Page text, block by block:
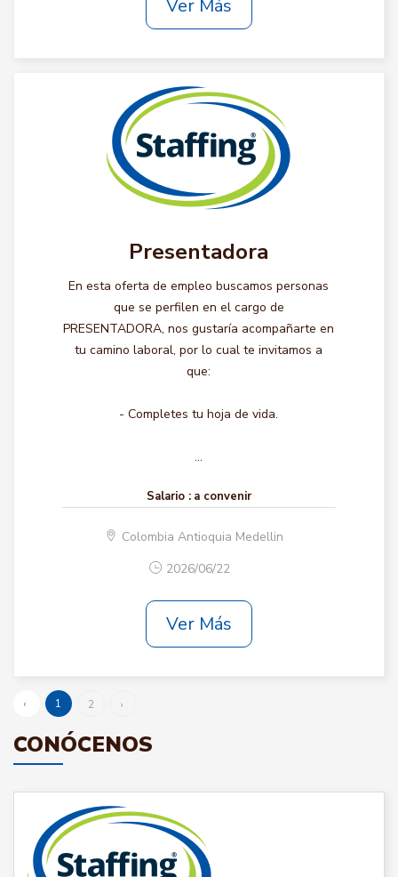
Ver Más
Presentadora
En esta oferta de empleo buscamos personas
que se perfilen en el cargo de
PRESENTADORA, nos gustaría acompañarte en
tu camino laboral, por lo cual te invitamos a
que:
- Completes tu hoja de vida.
...
Salario : a convenir
Colombia Antioquia Medellin
2026/06/22
Ver Más
‹ 1 2 ›
CONÓCENOS